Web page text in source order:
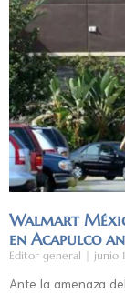
Walmart
en Acapulco
Editor general junio
Ante la amenaza